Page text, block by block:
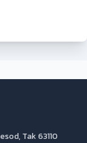
Tak 63110